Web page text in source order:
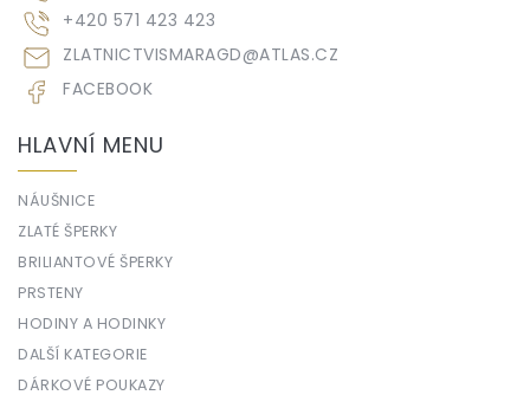
ZLATNICTVISMARAGD@ATLAS.CZ
+420 571 423 423
FACEBOOK
HLAVNÍ MENU
NÁUŠNICE
ZLATÉ ŠPERKY
BRILIANTOVÉ ŠPERKY
PRSTENY
HODINY A HODINKY
DALŠÍ KATEGORIE
DÁRKOVÉ POUKAZY